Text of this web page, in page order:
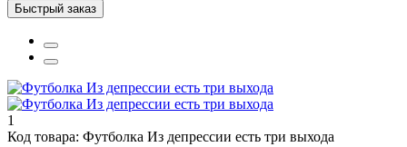
Быстрый заказ
1
Код товара: Футболка Из депрессии есть три выхода